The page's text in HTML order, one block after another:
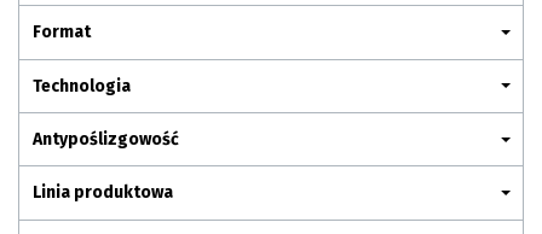
Format
Technologia
Antypoślizgowość
Linia produktowa
Komunikacja z akcjonariuszami